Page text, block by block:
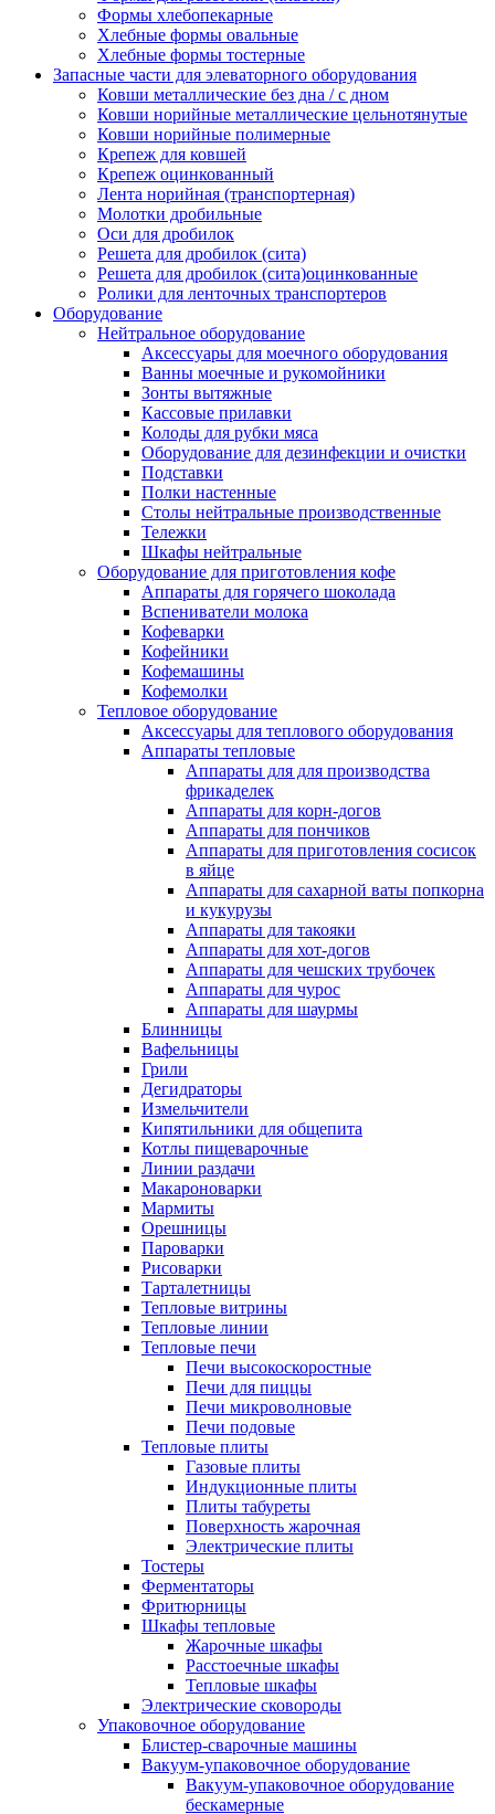
Формы хлебопекарные
Хлебные формы овальные
Хлебные формы тостерные
Запасные части для элеваторного оборудования
Ковши металлические без дна / с дном
Ковши норийные металлические цельнотянутые
Ковши норийные полимерные
Крепеж для ковшей
Крепеж оцинкованный
Лента норийная (транспортерная)
Молотки дробильные
Оси для дробилок
Решета для дробилок (сита)
Решета для дробилок (сита)оцинкованные
Ролики для ленточных транспортеров
Оборудование
Нейтральное оборудование
Аксессуары для моечного оборудования
Ванны моечные и рукомойники
Зонты вытяжные
Кассовые прилавки
Колоды для рубки мяса
Оборудование для дезинфекции и очистки
Подставки
Полки настенные
Столы нейтральные производственные
Тележки
Шкафы нейтральные
Оборудование для приготовления кофе
Аппараты для горячего шоколада
Вспениватели молока
Кофеварки
Кофейники
Кофемашины
Кофемолки
Тепловое оборудование
Аксессуары для теплового оборудования
Аппараты тепловые
Аппараты для для производства
фрикаделек
Аппараты для корн-догов
Аппараты для пончиков
Аппараты для приготовления сосисок
в яйце
Аппараты для сахарной ваты попкорна
и кукурузы
Аппараты для такояки
Аппараты для хот-догов
Аппараты для чешских трубочек
Аппараты для чурос
Аппараты для шаурмы
Блинницы
Вафельницы
Грили
Дегидраторы
Измельчители
Кипятильники для общепита
Котлы пищеварочные
Линии раздачи
Макароноварки
Мармиты
Орешницы
Пароварки
Рисоварки
Тарталетницы
Тепловые витрины
Тепловые линии
Тепловые печи
Печи высокоскоростные
Печи для пиццы
Печи микроволновые
Печи подовые
Тепловые плиты
Газовые плиты
Индукционные плиты
Плиты табуреты
Поверхность жарочная
Электрические плиты
Тостеры
Ферментаторы
Фритюрницы
Шкафы тепловые
Жарочные шкафы
Расстоечные шкафы
Тепловые шкафы
Электрические сковороды
Упаковочное оборудование
Блистер-сварочные машины
Вакуум-упаковочное оборудование
Вакуум-упаковочное оборудование
беcкамерные